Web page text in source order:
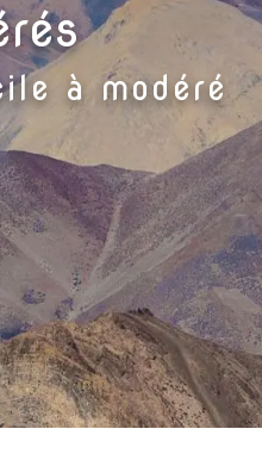
à modéré